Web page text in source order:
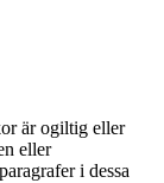
är ogiltig eller
eller
i dessa